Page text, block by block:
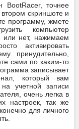
BootRacer, точнее
скриншоте и
программу, жмете
компьютер
или нет, нажимаем
активировать
принудительно,
сами по каким-то
записывает
который вам
учетной записи
очень легка в
настроек, так же
для личного